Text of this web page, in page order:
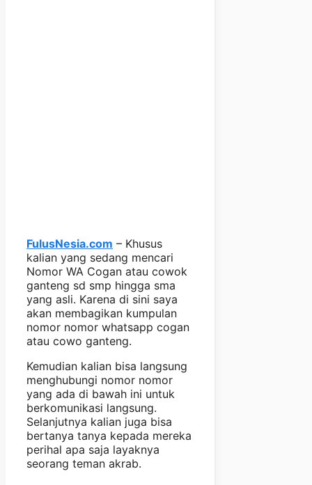
FulusNesia.com – Khusus
kalian yang sedang mencari
Nomor WA Cogan atau cowok
ganteng sd smp hingga sma
yang asli. Karena di sini saya
akan membagikan kumpulan
nomor nomor whatsapp cogan
atau cowo ganteng.
Kemudian kalian bisa langsung
menghubungi nomor nomor
yang ada di bawah ini untuk
berkomunikasi langsung.
Selanjutnya kalian juga bisa
bertanya tanya kepada mereka
perihal apa saja layaknya
seorang teman akrab.